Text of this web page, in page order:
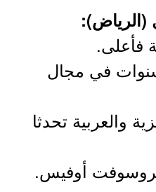
فأعلى.
لا تقل عن 5 سنوات في مجال
والعربية تحدثا
أوفيس.